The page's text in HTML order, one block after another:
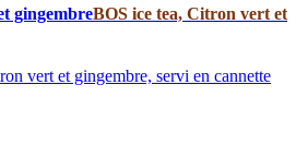
gingembreBOS ice tea, Citron vert et
vert et gingembre, servi en cannette